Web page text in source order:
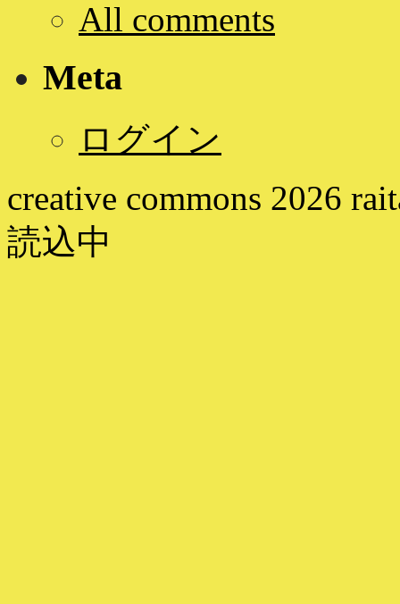
All comments
Meta
ログイン
creative commons 2026
読込中